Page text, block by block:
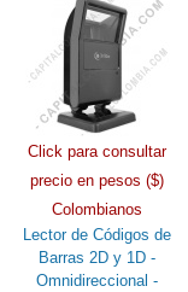
Click para consultar
precio en pesos ($)
Colombianos
Lector de Códigos de
Barras 2D y 1D -
Omnidireccional -